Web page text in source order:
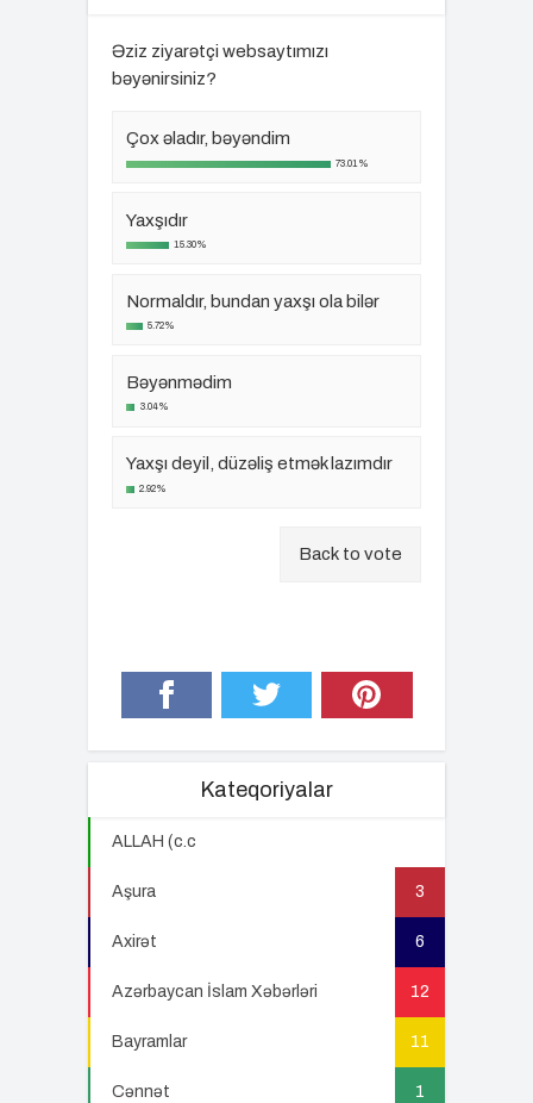
Əziz ziyarətçi websaytımızı
bəyənirsiniz?
Çox əladır, bəyəndim
73.01%
Yaxşıdır
15.30%
Normaldır, bundan yaxşı ola bilər
5.72%
Bəyənmədim
3.04%
Yaxşı deyil, düzəliş etmək lazımdır
2.92%
Back to vote
Kateqoriyalar
ALLAH (c.c
Aşura 3
Axirət 6
Azərbaycan İslam Xəbərləri 12
Bayramlar 11
Cənnət 1